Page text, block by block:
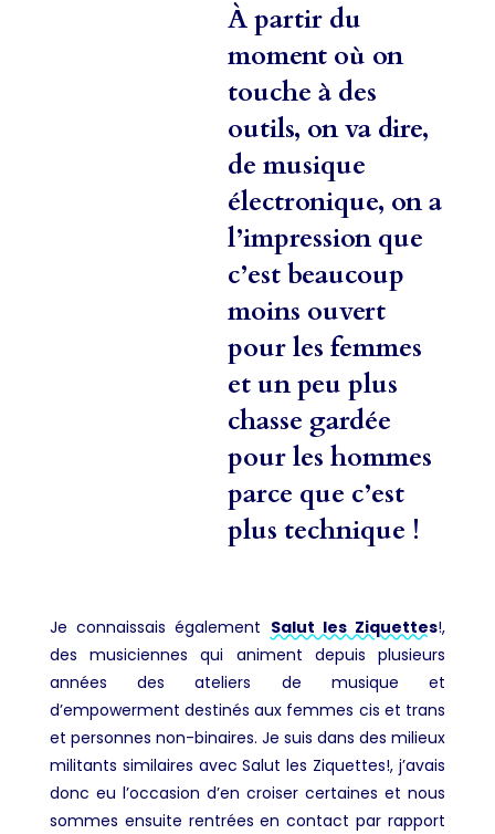
À partir du
moment où on
touche à des
outils, on va dire,
de musique
électronique, on a
l’impression que
c’est beaucoup
moins ouvert
pour les femmes
et un peu plus
chasse gardée
pour les hommes
parce que c’est
plus technique !
Je connaissais également Salut les Ziquettes!,
des musiciennes qui animent depuis plusieurs
années des ateliers de musique et
d’empowerment destinés aux femmes cis et trans
et personnes non-binaires. Je suis dans des milieux
militants similaires avec Salut les Ziquettes!, j’avais
donc eu l’occasion d’en croiser certaines et nous
sommes ensuite rentrées en contact par rapport